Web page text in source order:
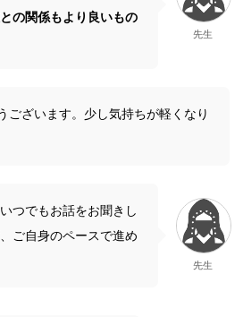
の関係もより良いもの
先生
ございます。少し気持ちが軽くなり
つでもお話をお聞きし
ご自身のペースで進め
先生